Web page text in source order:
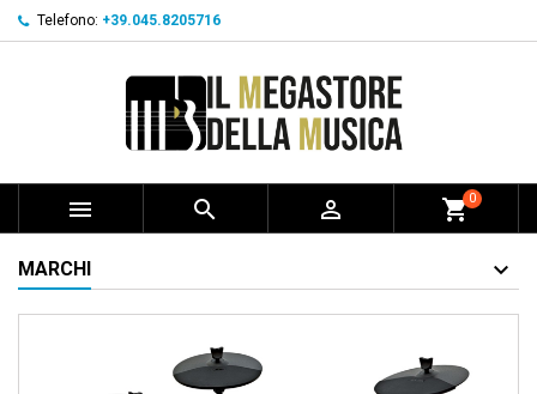
Telefono: +39.045.8205716
   shopping_cart0
MARCHI